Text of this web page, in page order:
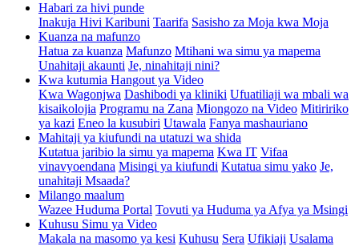
Habari za hivi punde
Inakuja Hivi Karibuni Taarifa Sasisho za Moja kwa Moja
Kuanza na mafunzo
Hatua za kuanza Mafunzo Mtihani wa simu ya mapema
Unahitaji akaunti Je, ninahitaji nini?
Kwa kutumia Hangout ya Video
Kwa Wagonjwa Dashibodi ya kliniki Ufuatiliaji wa mbali wa
kisaikolojia Programu na Zana Miongozo na Video Mitiririko
ya kazi Eneo la kusubiri Utawala Fanya mashauriano
Mahitaji ya kiufundi na utatuzi wa shida
Kutatua jaribio la simu ya mapema Kwa IT Vifaa
vinavyoendana Misingi ya kiufundi Kutatua simu yako Je,
unahitaji Msaada?
Milango maalum
Wazee Huduma Portal Tovuti ya Huduma ya Afya ya Msingi
Kuhusu Simu ya Video
Makala na masomo ya kesi Kuhusu Sera Ufikiaji Usalama